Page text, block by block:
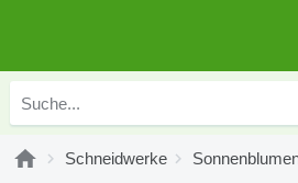
Schneidwerke